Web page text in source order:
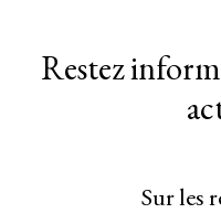
Restez
Sur les